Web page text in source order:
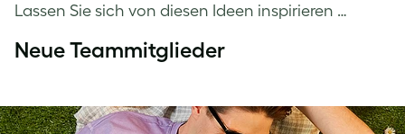
Lassen Sie sich von diesen Ideen inspirieren …
Neue Teammitglieder